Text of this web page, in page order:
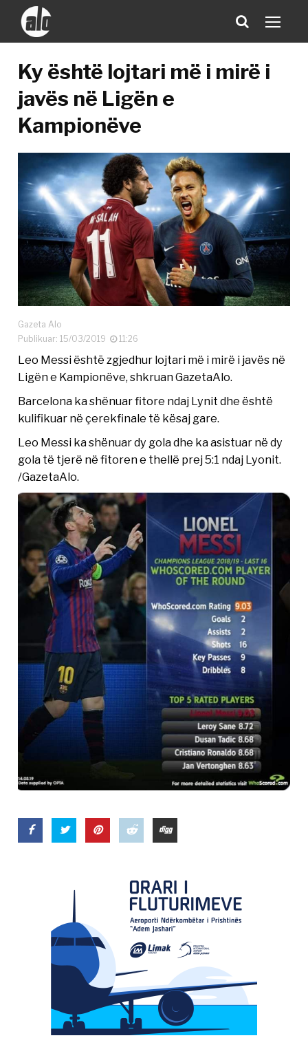
Ky është lojtari më i mirë i
javës në Ligën e
Kampionëve
Gazeta Alo
Publikuar: 15/03/2019
11:26
Leo Messi ështē zgjedhur lojtari më i mirë i javës në
Ligën e Kampionëve, shkruan GazetaAlo.
Barcelona ka shënuar fitore ndaj Lynit dhe është
kulifikuar në çerekfinale të kësaj gare.
Leo Messi ka shënuar dy gola dhe ka asistuar në dy
gola të tjerë në fitoren e thellë prej 5:1 ndaj Lyonit.
/GazetaAlo.